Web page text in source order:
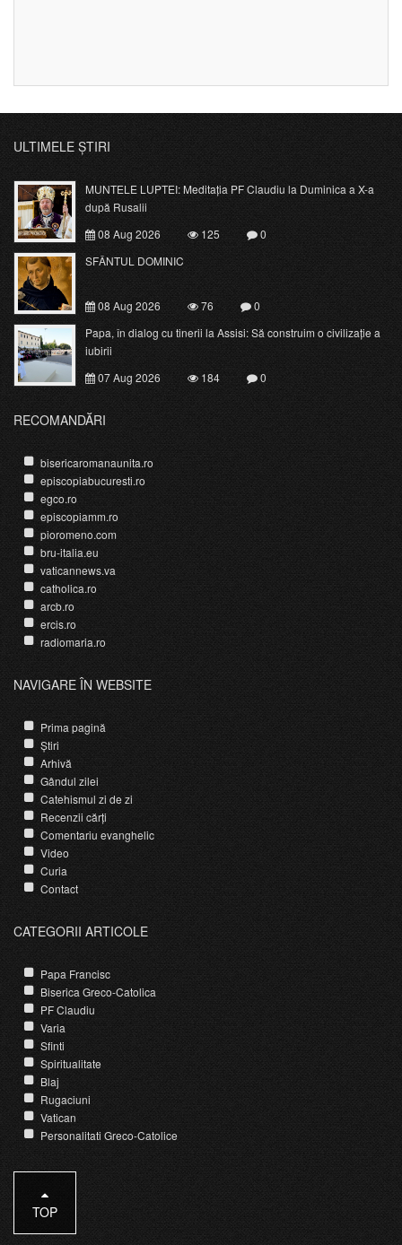
ULTIMELE ȘTIRI
MUNTELE LUPTEI: Meditația PF Claudiu la Duminica a X-a
după Rusalii
08 Aug 2026
125
0
SFÂNTUL DOMINIC
08 Aug 2026 76
0
Papa, în dialog cu tinerii la Assisi: Să construim o civilizație a
iubirii
07 Aug 2026
184 0
RECOMANDĂRI
bisericaromanaunita.ro
episcopiabucuresti.ro
egco.ro
episcopiamm.ro
pioromeno.com
bru-italia.eu
vaticannews.va
catholica.ro
arcb.ro
ercis.ro
radiomaria.ro
NAVIGARE ÎN WEBSITE
Prima pagină
Știri
Arhivă
Gândul zilei
Catehismul zi de zi
Recenzii cărți
Comentariu evanghelic
Video
Curia
Contact
CATEGORII ARTICOLE
Papa Francisc
Biserica Greco-Catolica
PF Claudiu
Varia
Sfinti
Spiritualitate
Blaj
Rugaciuni
Vatican
Personalitati Greco-Catolice
TOP